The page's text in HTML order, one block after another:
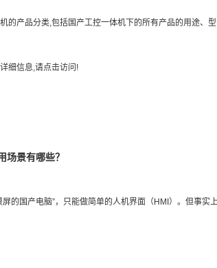
的产品分类,包括国产工控一体机 下的所有产品的用途、
细信息,请点击访问!
场景有哪些？
国产电脑”，只能做简单的人机界面（HMI）。但事实